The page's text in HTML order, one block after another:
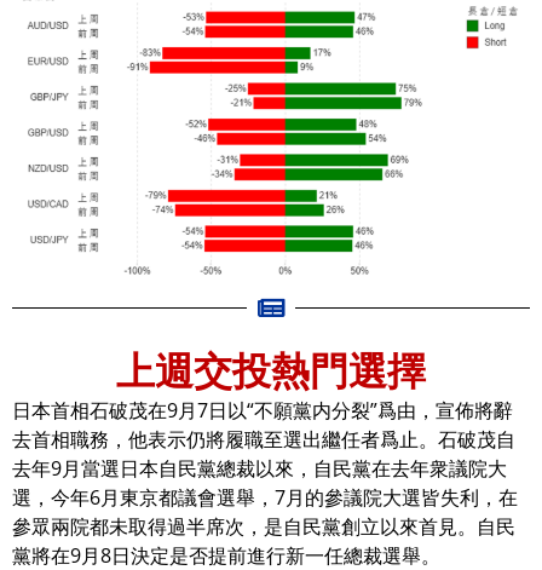
上週交投熱門選擇
日本首相石破茂在9月7日以“不願黨内分裂”爲由，宣佈將辭
去首相職務，他表示仍將履職至選出繼任者爲止。石破茂自
去年9月當選日本自民黨總裁以來，自民黨在去年衆議院大
選，今年6月東京都議會選舉，7月的參議院大選皆失利，在
參眾兩院都未取得過半席次，是自民黨創立以來首見。自民
黨將在9月8日決定是否提前進行新一任總裁選舉。